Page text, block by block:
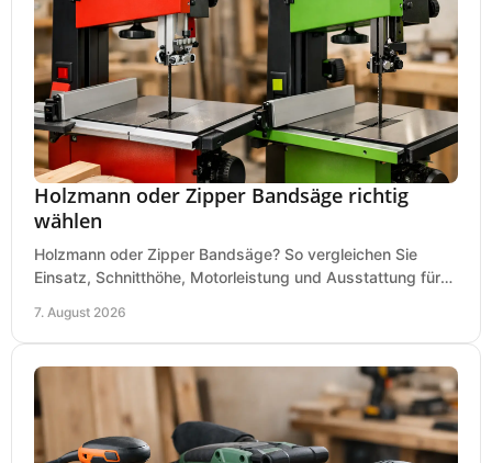
Holzmann oder Zipper Bandsäge richtig
wählen
Holzmann oder Zipper Bandsäge? So vergleichen Sie
Einsatz, Schnitthöhe, Motorleistung und Ausstattung für
7. August 2026